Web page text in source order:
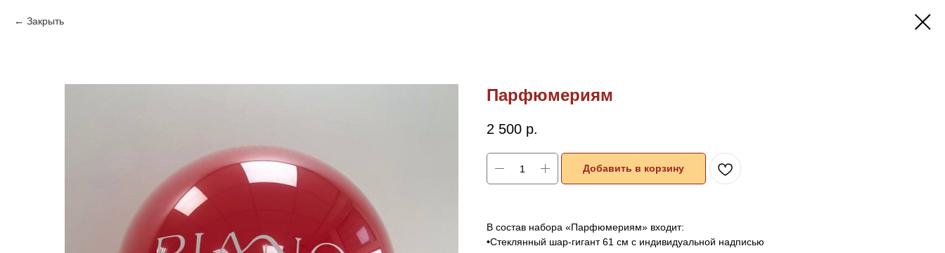
Закрыть
Парфюмериям
2 500 р.
Добавить в корзину
В состав набора «Парфюмериям» входит:
•Стеклянный шар-гигант 61 см с индивидуальной надписью